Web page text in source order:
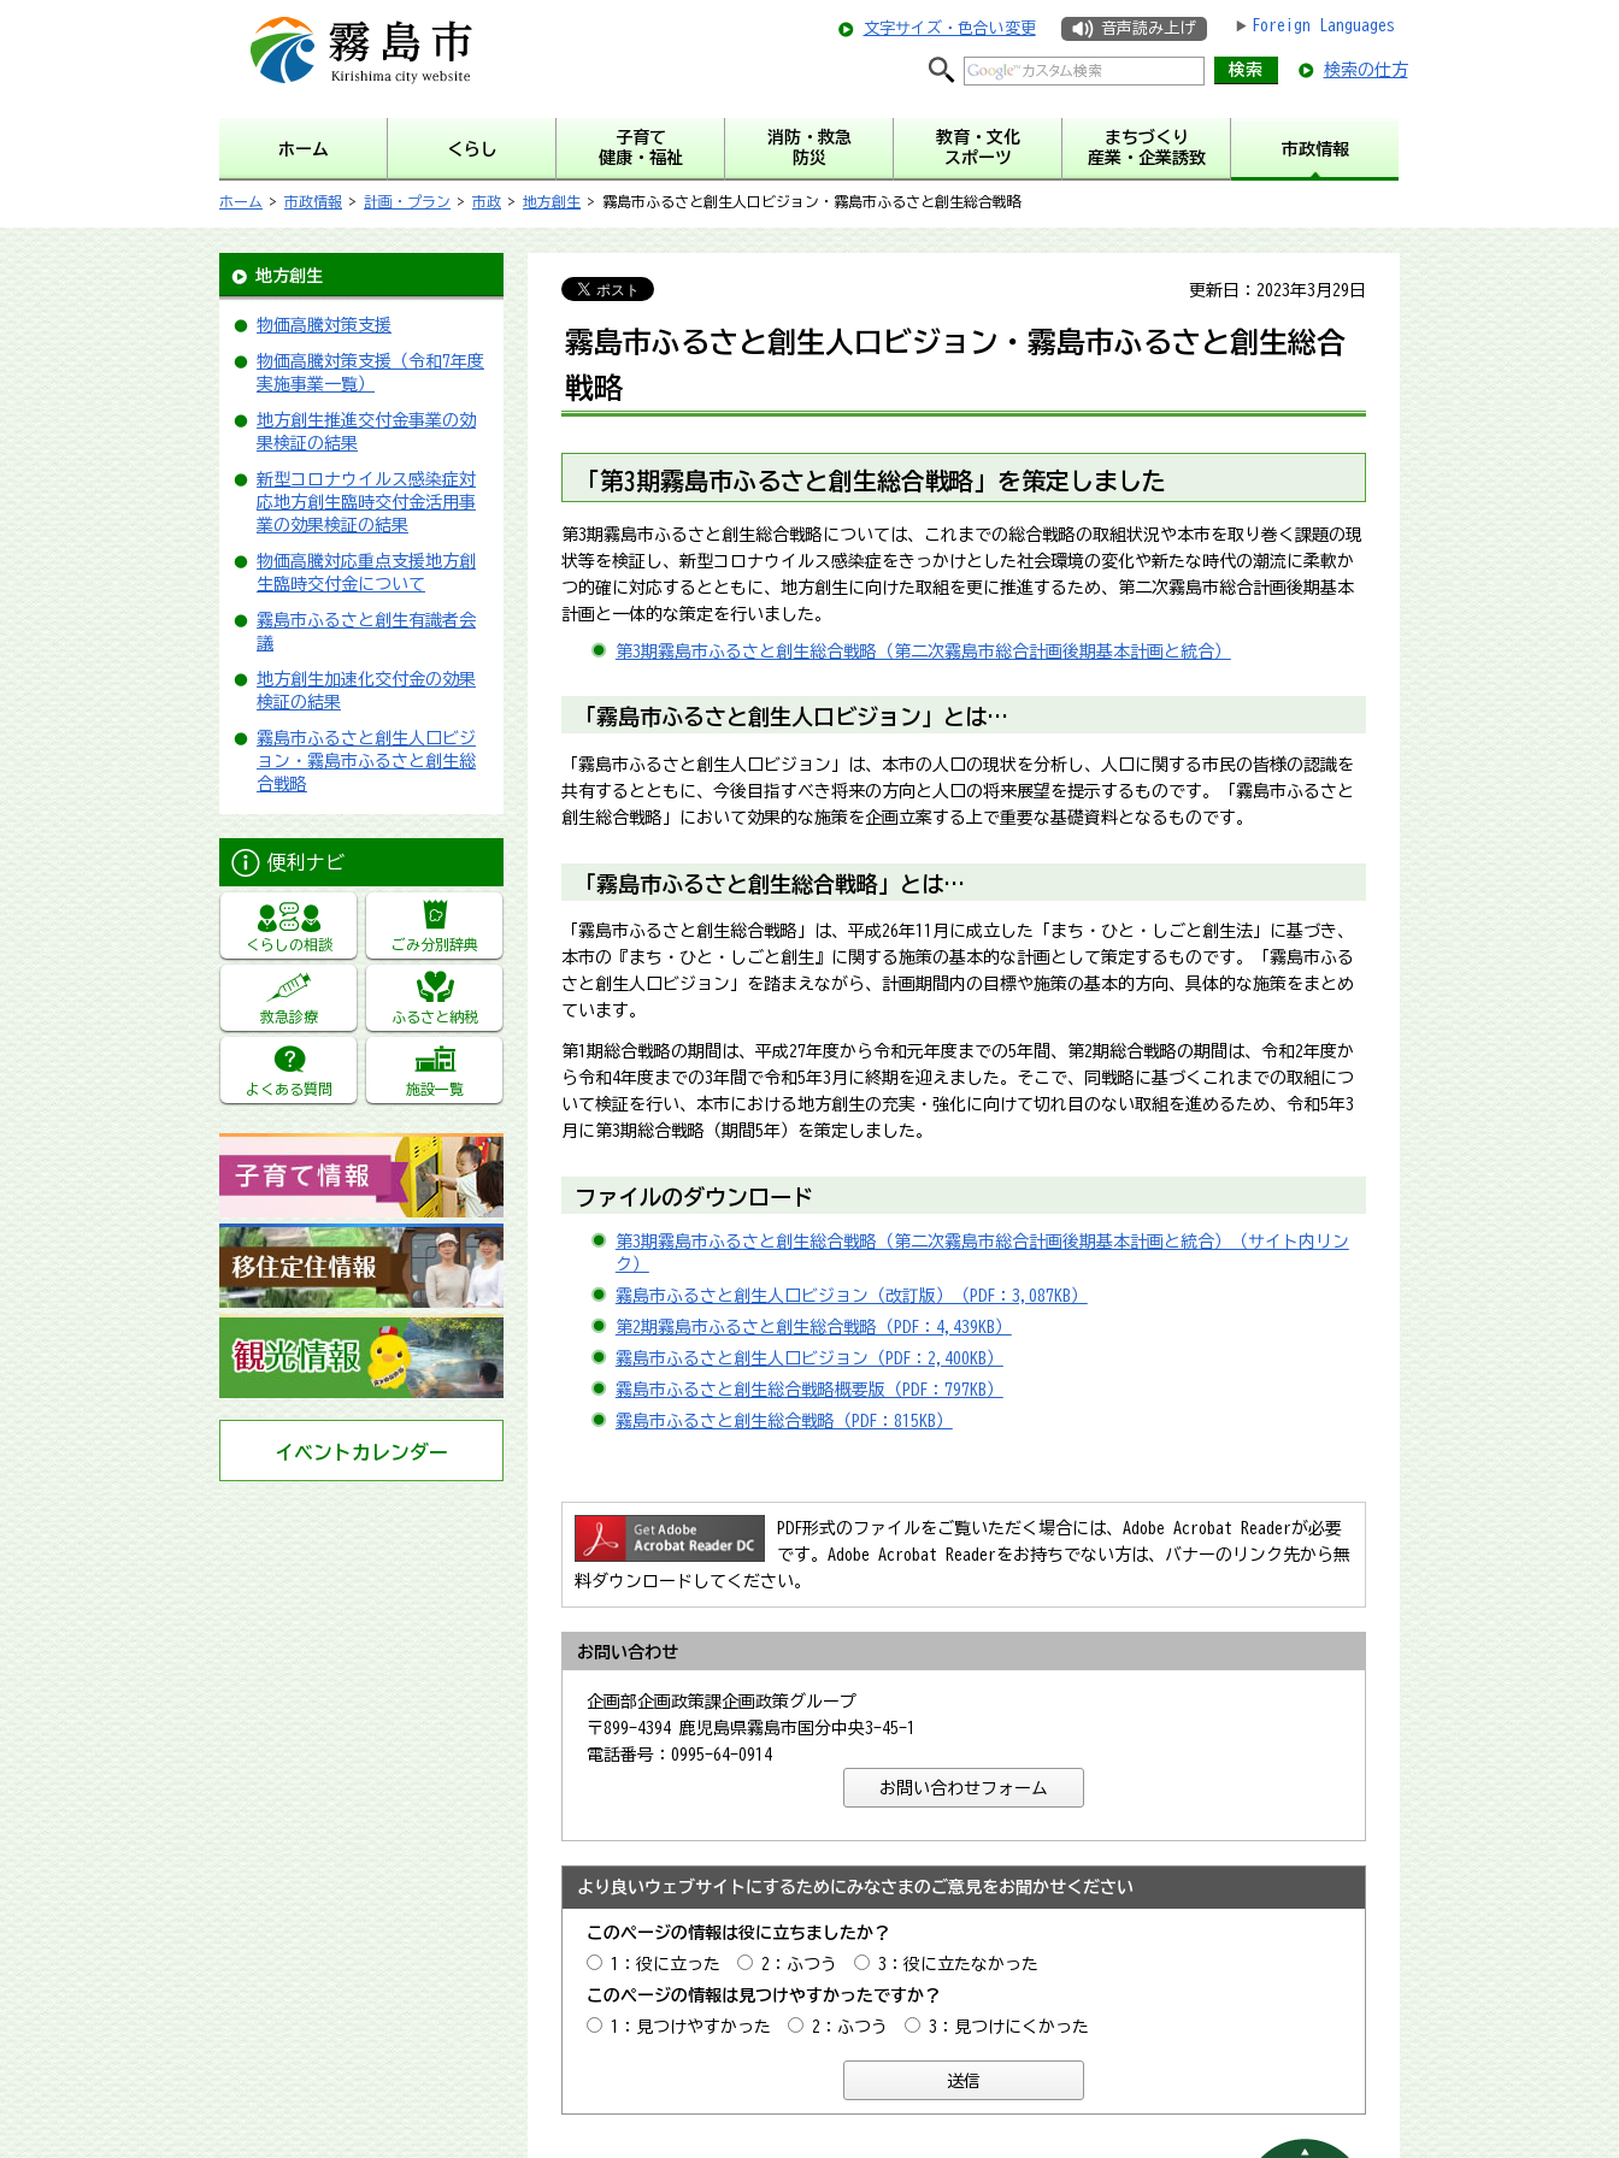
霧島市 Kirishima city
website
文字サイズ・色合い変更 音声読み上げ Foreign Languages
検索の仕方
ホーム くらし
子育て
健康・福祉
消防・救急
防災
教育・文化
スポーツ
まちづくり
産業・企業誘致
市政情報
ホーム > 市政情報 > 計画・プラン > 市政 > 地方創生 > 霧島市ふるさと創生人口ビジョン・霧島市ふるさと創生総合戦略
地方創生
物価高騰対策支援
物価高騰対策支援（令和7年度
実施事業一覧）
地方創生推進交付金事業の効
果検証の結果
新型コロナウイルス感染症対
応地方創生臨時交付金活用事
業の効果検証の結果
物価高騰対応重点支援地方創
生臨時交付金について
霧島市ふるさと創生有識者会
議
地方創生加速化交付金の効果
検証の結果
霧島市ふるさと創生人口ビジ
ョン・霧島市ふるさと創生総
合戦略
便利ナビ
くらしの相談 ごみ分別辞典
救急診療 ふるさと納税
よくある質問 施設一覧
イベントカレンダー
更新日：2023年3月29日
霧島市ふるさと創生人口ビジョン・霧島市ふるさと創生総合
戦略
「第3期霧島市ふるさと創生総合戦略」を策定しました
第3期霧島市ふるさと創生総合戦略については、これまでの総合戦略の取組状況や本市を取り巻く課題の現
状等を検証し、新型コロナウイルス感染症をきっかけとした社会環境の変化や新たな時代の潮流に柔軟か
つ的確に対応するとともに、地方創生に向けた取組を更に推進するため、第二次霧島市総合計画後期基本
計画と一体的な策定を行いました。
第3期霧島市ふるさと創生総合戦略（第二次霧島市総合計画後期基本計画と統合）
「霧島市ふるさと創生人口ビジョン」とは…
「霧島市ふるさと創生人口ビジョン」は、本市の人口の現状を分析し、人口に関する市民の皆様の認識を
共有するとともに、今後目指すべき将来の方向と人口の将来展望を提示するものです。「霧島市ふるさと
創生総合戦略」において効果的な施策を企画立案する上で重要な基礎資料となるものです。
「霧島市ふるさと創生総合戦略」とは…
「霧島市ふるさと創生総合戦略」は、平成26年11月に成立した「まち・ひと・しごと創生法」に基づき、
本市の『まち・ひと・しごと創生』に関する施策の基本的な計画として策定するものです。「霧島市ふる
さと創生人口ビジョン」を踏まえながら、計画期間内の目標や施策の基本的方向、具体的な施策をまとめ
ています。
第1期総合戦略の期間は、平成27年度から令和元年度までの5年間、第2期総合戦略の期間は、令和2年度か
ら令和4年度までの3年間で令和5年3月に終期を迎えました。そこで、同戦略に基づくこれまでの取組につ
いて検証を行い、本市における地方創生の充実・強化に向けて切れ目のない取組を進めるため、令和5年3
月に第3期総合戦略（期間5年）を策定しました。
ファイルのダウンロード
第3期霧島市ふるさと創生総合戦略（第二次霧島市総合計画後期基本計画と統合）（サイト内リン
ク）
霧島市ふるさと創生人口ビジョン（改訂版）（PDF：3,087KB）
第2期霧島市ふるさと創生総合戦略（PDF：4,439KB）
霧島市ふるさと創生人口ビジョン（PDF：2,400KB）
霧島市ふるさと創生総合戦略概要版（PDF：797KB）
霧島市ふるさと創生総合戦略（PDF：815KB）
PDF形式のファイルをご覧いただく場合には、Adobe Acrobat Readerが必要
です。Adobe Acrobat Readerをお持ちでない方は、バナーのリンク先から無
料ダウンロードしてください。
お問い合わせ
企画部企画政策課企画政策グループ
〒899-4394 鹿児島県霧島市国分中央3-45-1
電話番号：0995-64-0914
より良いウェブサイトにするためにみなさまのご意見をお聞かせください
このページの情報は役に立ちましたか？
1：役に立った
2：ふつう
3：役に立たなかった
このページの情報は見つけやすかったですか？
1：見つけやすかった
2：ふつう 3：見つけにくかった
ページの先頭へ